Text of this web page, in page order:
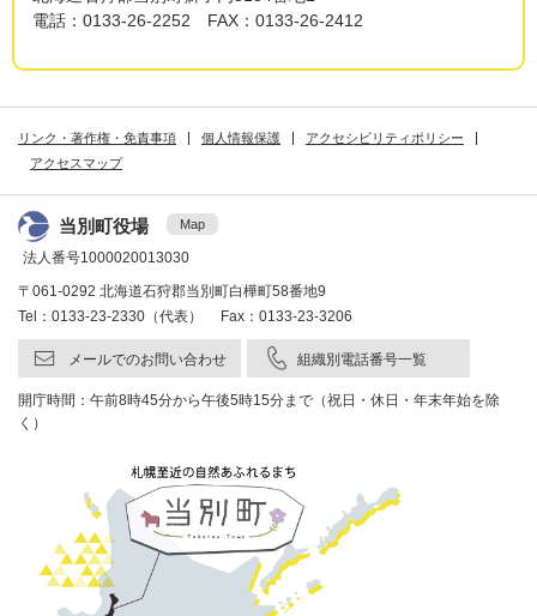
電話：0133-26-2252 FAX：0133-26-2412
リンク・著作権・免責事項 個人情報保護
アクセシビリティポリシー
アクセスマップ
当別町役場 Map
法人番号1000020013030
〒061-0292 北海道石狩郡当別町白樺町58番地9
Tel：0133-23-2330（代表） Fax：0133-23-3206
メールでのお問い合わせ 組織別電話番号一覧
開庁時間：午前8時45分から午後5時15分まで（祝日・休日・年末年始を除
く）